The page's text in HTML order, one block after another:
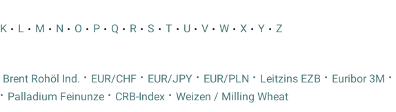
K L M N O P Q R S T U V W X Y Z
Brent Rohöl Ind. EUR/CHF EUR/JPY EUR/PLN Leitzins EZB Euribor 3M
Palladium Feinunze CRB-Index Weizen / Milling Wheat